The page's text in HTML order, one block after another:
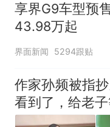
享界G9车型预
43.98万起
界面新闻 5294跟贴
作家孙频被指
看到了，给老